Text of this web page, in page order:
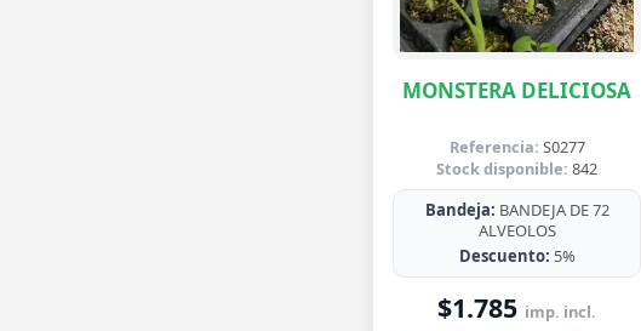
MONSTERA DELICIOSA
Referencia: S0277
Stock disponible: 842
Bandeja: BANDEJA DE 72
ALVEOLOS
Descuento: 5%
$1.785 imp. incl.